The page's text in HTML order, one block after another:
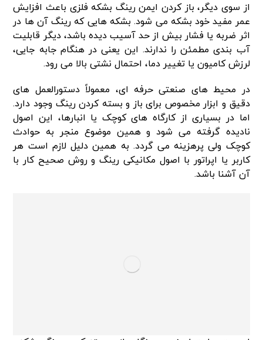
از سوی دیگر، باز کردن ایمن رینگ بشکه فلزی باعث افزایش
عمر مفید خود بشکه می شود. بشکه هایی که رینگ آن ها در
اثر ضربه یا فشار بیش از حد آسیب دیده باشد، دیگر قابلیت
آب بندی مطمئن را ندارند. این یعنی در هنگام جابه جایی،
لرزش کامیون یا تغییر دما، احتمال نشتی بالا می رود.
در محیط های صنعتی حرفه ای، معمولاً دستورالعمل های
دقیق و ابزار مخصوص برای باز و بسته کردن رینگ وجود دارد.
اما در بسیاری از کارگاه های کوچک یا انبارها، این اصول
نادیده گرفته می شود و همین موضوع منجر به حوادث
کوچک ولی پرهزینه می گردد. به همین دلیل لازم است هر
کاربر یا اپراتور با اصول مکانیکی رینگ و روش صحیح کار با
آن آشنا باشد.